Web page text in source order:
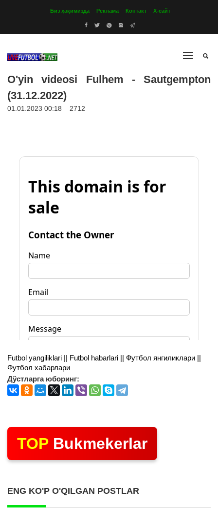
Биз ҳақимизда Реклама Контакт Х-сайт
O'yin videosi Fulhem - Sautgempton
(31.12.2022)
01.01.2023 00:18 2712
Futbol yangiliklari || Futbol habarlari || Футбол янгиликлари ||
Футбол хабарлари
Дўстларга юборинг:
TOP Bukmekerlar
ENG KO'P O'QILGAN POSTLAR